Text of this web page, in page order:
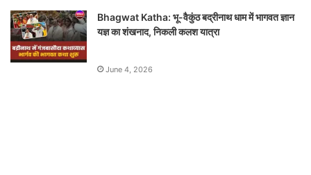
Bhagwat Katha: भू-वैकुंठ बद्रीनाथ धाम में भागवत ज्ञान
यज्ञ का शंखनाद, निकली कलश यात्रा
June 4, 2026